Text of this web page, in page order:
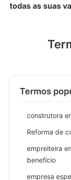
todas as suas
Termos
construtora
Reforma de
empreiteira
benefício
empresa